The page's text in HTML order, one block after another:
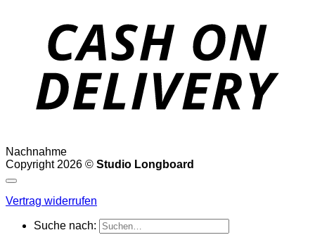
Nachnahme
Copyright 2026 © Studio Longboard
Vertrag widerrufen
Suche nach: